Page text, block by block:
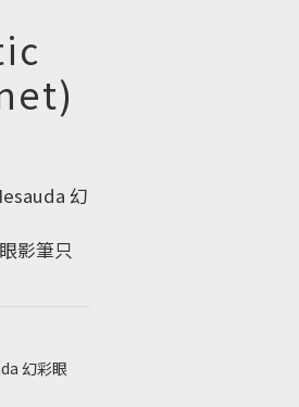
幻
影筆只
幻彩眼